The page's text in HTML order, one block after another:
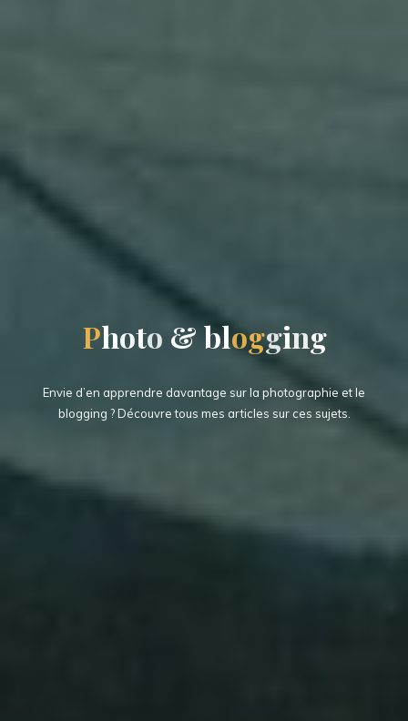
Photo &blogging
Envie d’en apprendre davantage sur la photographie et le
blogging ? Découvre tous mes articles sur ces sujets.